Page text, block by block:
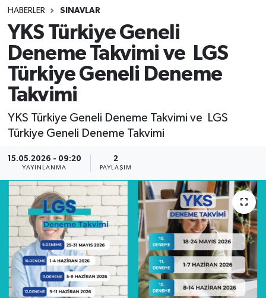
HABERLER SINAVLAR
YKS Türkiye Geneli
Deneme Takvimi ve LGS
Türkiye Geneli Deneme
Takvimi
YKS Türkiye Geneli Deneme Takvimi ve LGS
Türkiye Geneli Deneme Takvimi
15.05.2026 - 09:20
YAYINLANMA
2
PAYLAŞIM
YARIŞMA/ETKİNLİKLER
ANKET
MEVZUAT/KARARLAR